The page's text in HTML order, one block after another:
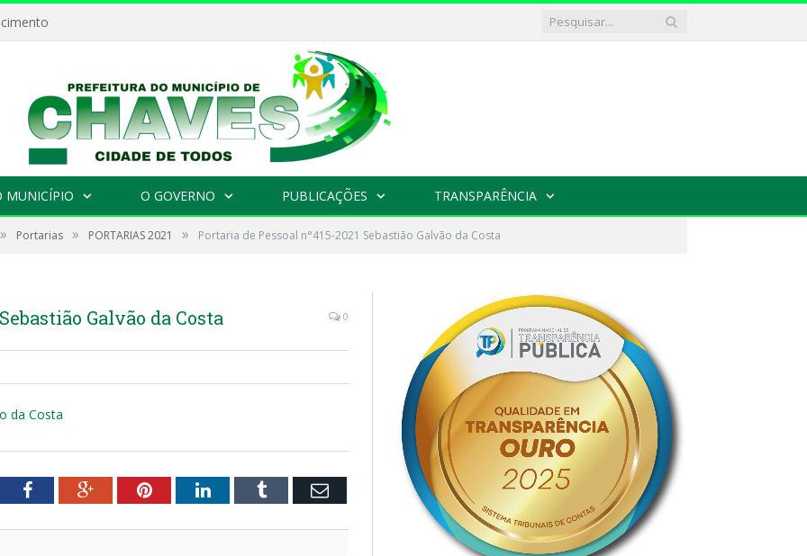
MUNICÍPIO O GOVERNO PUBLICAÇÕES TRANSPARÊNCIA
» Portarias » PORTARIAS 2021 » Portaria de Pessoal n°415-2021 Sebastião Galvão da Costa
Galvão da Costa 0
da Costa
FacebookGoogle+PinterestLinkedInTumblr Email